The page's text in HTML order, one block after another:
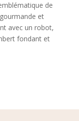
de
et
avec un robot,
fondant et